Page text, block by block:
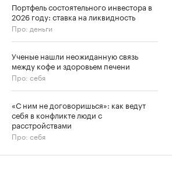
Портфель состоятельного инвестора в
2026 году: ставка на ликвидность
Про: деньги
Ученые нашли неожиданную связь
между кофе и здоровьем печени
Про: себя
«С ним не договоришься»: как ведут
себя в конфликте люди с
расстройствами
Про: себя